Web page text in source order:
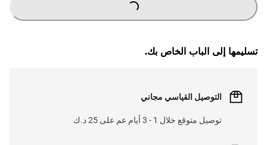
LOADING
...
تسليمها إلى الباب الخاص بك.
التوصيل القياسي مجاني
توصيل متوقع خلال 1 - 3 أيام عم على 25 د.ك